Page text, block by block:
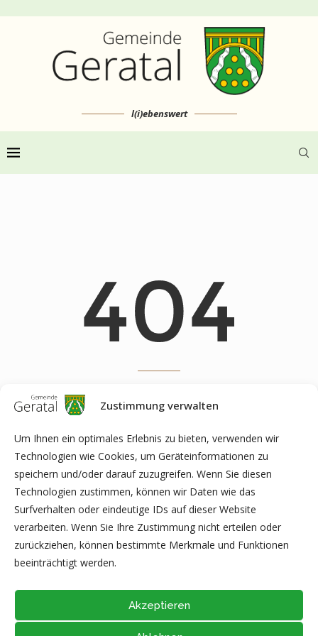
Zustimmung verwalten
Um Ihnen ein optimales Erlebnis zu bieten, verwenden wir
Technologien wie Cookies, um Geräteinformationen zu
speichern und/oder darauf zuzugreifen. Wenn Sie diesen
Technologien zustimmen, können wir Daten wie das
Surfverhalten oder eindeutige IDs auf dieser Website
verarbeiten. Wenn Sie Ihre Zustimmung nicht erteilen oder
zurückziehen, können bestimmte Merkmale und Funktionen
beeinträchtigt werden.
Akzeptieren
l(i)ebenswert
OOPS! Page you're looking for doesn't exist. Please use search for
ZURÜCK ZUR STARTSEITE